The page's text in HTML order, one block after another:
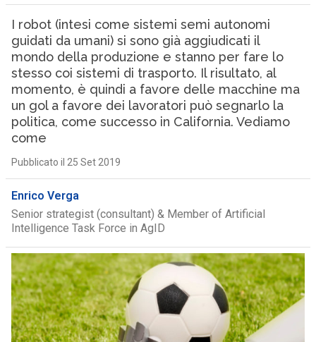
I robot (intesi come sistemi semi autonomi
guidati da umani) si sono già aggiudicati il
mondo della produzione e stanno per fare lo
stesso coi sistemi di trasporto. Il risultato, al
momento, è quindi a favore delle macchine ma
un gol a favore dei lavoratori può segnarlo la
politica, come successo in California. Vediamo
come
Pubblicato il 25 Set 2019
Enrico Verga
Senior strategist (consultant) & Member of Artificial
Intelligence Task Force in AgID